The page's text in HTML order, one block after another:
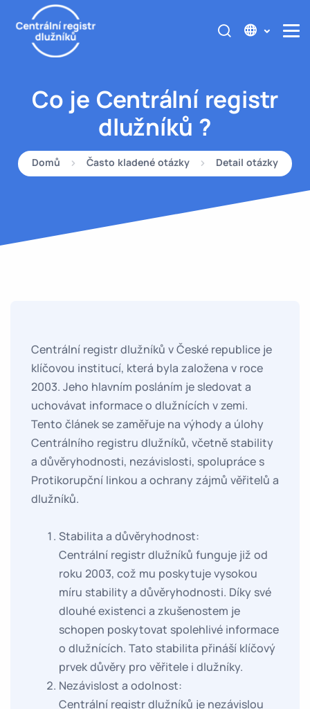
Co je Centrální registr
dlužníků ?
Domů Často kladené otázky Detail otázky
Centrální registr dlužníků v České republice je
klíčovou institucí, která byla založena v roce
2003. Jeho hlavním posláním je sledovat a
uchovávat informace o dlužnících v zemi.
Tento článek se zaměřuje na výhody a úlohy
Centrálního registru dlužníků, včetně stability
a důvěryhodnosti, nezávislosti, spolupráce s
Protikorupční linkou a ochrany zájmů věřitelů a
dlužníků.
Stabilita a důvěryhodnost:
Centrální registr dlužníků funguje již od
roku 2003, což mu poskytuje vysokou
míru stability a důvěryhodnosti. Díky své
dlouhé existenci a zkušenostem je
schopen poskytovat spolehlivé informace
o dlužnících. Tato stabilita přináší klíčový
prvek důvěry pro věřitele i dlužníky.
Nezávislost a odolnost:
Centrální registr dlužníků je nezávislou